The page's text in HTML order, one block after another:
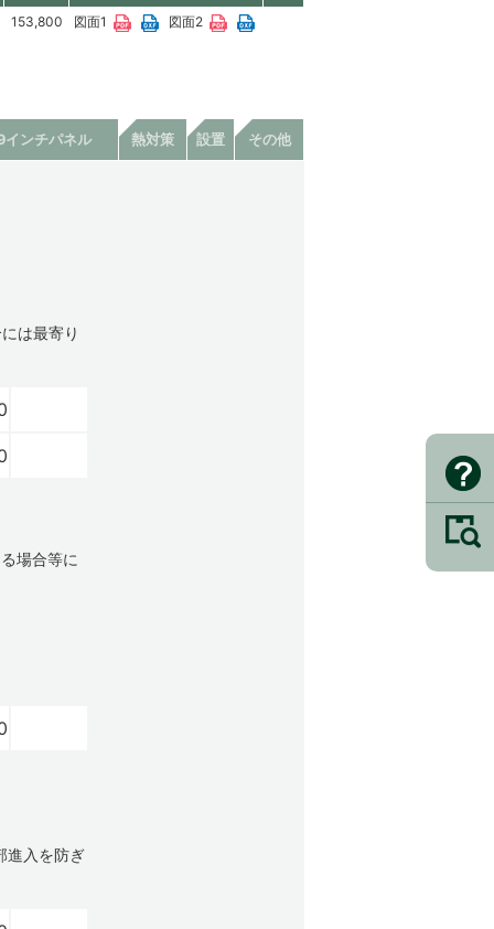
153,800 図面1 図面2
インチパネル 熱対策 設置 その他
は最寄り
場合等に
進入を防ぎ